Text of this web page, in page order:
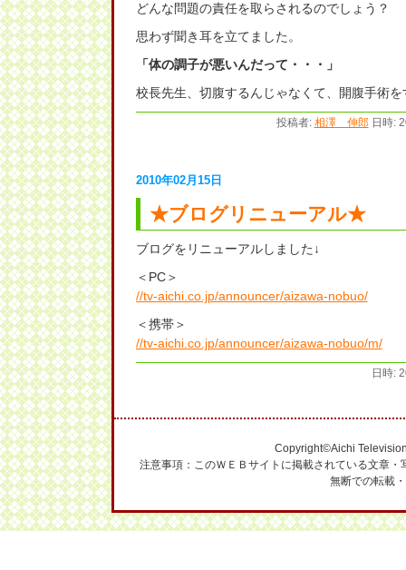
どんな問題の責任を取らされるのでしょう？
思わず聞き耳を立てました。
「体の調子が悪いんだって・・・」
校長先生、切腹するんじゃなくて、開腹手術
投稿者: 相澤 伸郎日時:
2010年02月15日
★ブログリニューアル★
ブログをリニューアルしました↓
＜PC＞
//tv-aichi.co.jp/announcer/aizawa-nobuo/
＜携帯＞
//tv-aichi.co.jp/announcer/aizawa-nobuo/m/
日時:
Copyright©Aichi
注意事項：このＷＥＢサイトに掲載されている文章
無断での転載